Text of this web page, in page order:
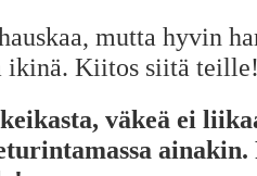
mutta hyvin
ikinä. Kiitos siitä
väkeä ei
ainakin.